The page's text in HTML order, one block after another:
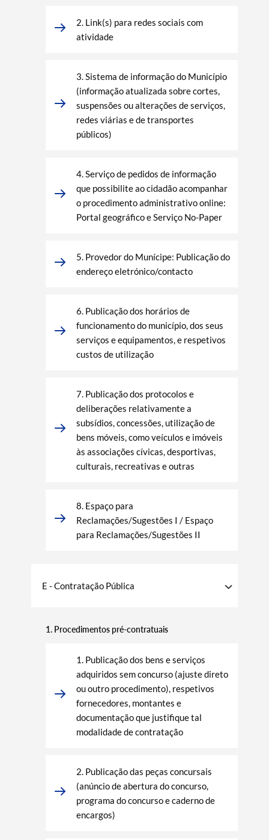
Termo de Pesquisa
Categorias gerais
Filtros
2. Link(s) para redes sociais com
atividade
3. Sistema de informação do Município
(informação atualizada sobre cortes,
suspensões ou alterações de serviços,
redes viárias e de transportes
públicos)
4. Serviço de pedidos de informação
que possibilite ao cidadão acompanhar
o procedimento administrativo online:
Portal geográfico e Serviço No-Paper
5. Provedor do Munícipe: Publicação do
endereço eletrónico/contacto
6. Publicação dos horários de
funcionamento do município, dos seus
serviços e equipamentos, e respetivos
custos de utilização
7. Publicação dos protocolos e
deliberações relativamente a
subsídios, concessões, utilização de
bens móveis, como veículos e imóveis
às associações cívicas, desportivas,
culturais, recreativas e outras
8. Espaço para
Reclamações/Sugestões I / Espaço
para Reclamações/Sugestões II
E - Contratação Pública
1. Procedimentos pré-contratuais
1. Publicação dos bens e serviços
adquiridos sem concurso (ajuste direto
ou outro procedimento), respetivos
fornecedores, montantes e
documentação que justifique tal
modalidade de contratação
2. Publicação das peças concursais
(anúncio de abertura do concurso,
programa do concurso e caderno de
encargos)